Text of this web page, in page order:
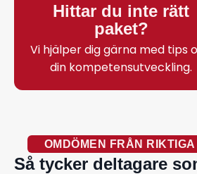
Hittar du inte rätt
paket?
Vi hjälper dig gärna med tips
din kompetensutveckling.
OMDÖMEN FRÅN
Så tycker deltagare